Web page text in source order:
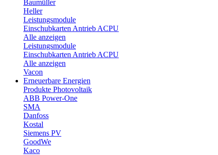
Baumüller
Heller
Leistungsmodule
Einschubkarten Antrieb ACPU
Alle anzeigen
Leistungsmodule
Einschubkarten Antrieb ACPU
Alle anzeigen
Vacon
Erneuerbare Energien
Produkte Photovoltaik
ABB Power-One
SMA
Danfoss
Kostal
Siemens PV
GoodWe
Kaco